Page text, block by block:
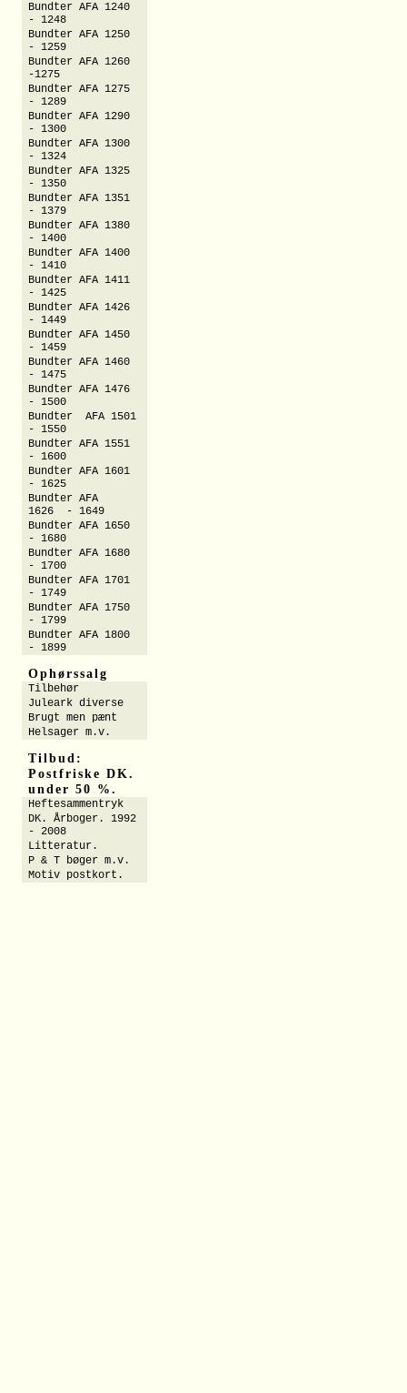
Bundter AFA 1240
- 1248
Bundter AFA 1250
- 1259
Bundter AFA 1260
-1275
Bundter AFA 1275
- 1289
Bundter AFA 1290
- 1300
Bundter AFA 1300
- 1324
Bundter AFA 1325
- 1350
Bundter AFA 1351
- 1379
Bundter AFA 1380
- 1400
Bundter AFA 1400
- 1410
Bundter AFA 1411
- 1425
Bundter AFA 1426
- 1449
Bundter AFA 1450
- 1459
Bundter AFA 1460
- 1475
Bundter AFA 1476
- 1500
Bundter AFA 1501
- 1550
Bundter AFA 1551
- 1600
Bundter AFA 1601
- 1625
Bundter AFA
1626 - 1649
Bundter AFA 1650
- 1680
Bundter AFA 1680
- 1700
Bundter AFA 1701
- 1749
Bundter AFA 1750
- 1799
Bundter AFA 1800
- 1899
Ophørssalg
Tilbehør
Juleark diverse
Brugt men pænt
Helsager m.v.
Tilbud:
Postfriske DK.
under 50 %.
Heftesammentryk
DK. Årboger. 1992
- 2008
Litteratur.
P & T bøger m.v.
Motiv postkort.